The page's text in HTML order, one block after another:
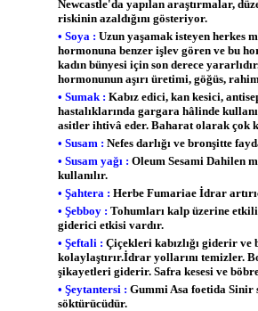
Newcastle'da yapılan araştırmalar,
riskinin azaldığını gösteriyor.
• Soya : Uzun yaşamak isteyen herkes
hormonuna benzer işlev gören ve bu
kadın bünyesi için son derece
hormonunun aşırı üretimi, göğüs,
• Sumak : Kabız edici, kan kesici,
hastalıklarında gargara hâlinde
asitler ihtivâ eder. Baharat olarak çok
• Susam : Nefes darlığı ve bronşitte
• Susam yağı : Oleum Sesami Dahilen
kullanılır.
• Şahtera : Herbe Fumariae İdrar
• Şebboy : Tohumları kalp üzerine
giderici etkisi vardır.
• Şeftali : Çiçekleri kabızlığı giderir ve
kolaylaştırır.İdrar yollarını temizler.
şikayetleri giderir. Safra kesesi ve
• Şeytantersi : Gummi Asa foetida Sinir
söktürücüdür.